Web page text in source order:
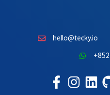
hello@tecky.io